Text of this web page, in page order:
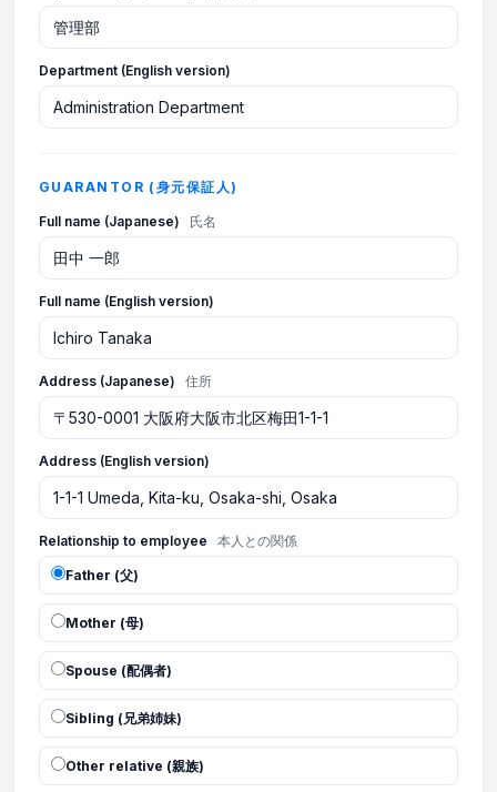
Department (English version)
GUARANTOR (身元保証人)
Full name (Japanese) 氏名
Full name (English version)
Address (Japanese) 住所
Address (English version)
Relationship to employee 本人との関係
Father (父)
Mother (母)
Spouse (配偶者)
Sibling (兄弟姉妹)
Other relative (親族)